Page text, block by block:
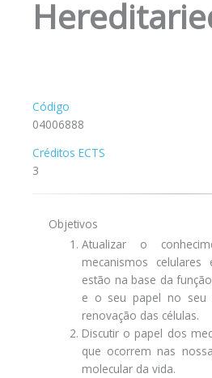
Código
04006888
Créditos ECTS
3
Objetivos
Atualizar o
mecanismos celulares
estão na base da
e o seu papel no seu
renovação das células.
Discutir o papel dos
que ocorrem nas
molecular da vida.